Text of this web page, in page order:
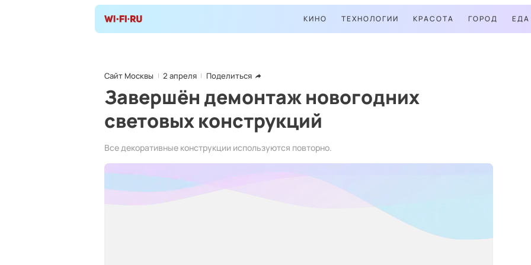
КИНО ТЕХНОЛОГИИ КРАСОТА ГОРОД ЕДА
Сайт Москвы 2 апреля Поделиться
Завершён демонтаж новогодних
световых конструкций
Все декоративные конструкции используются повторно.